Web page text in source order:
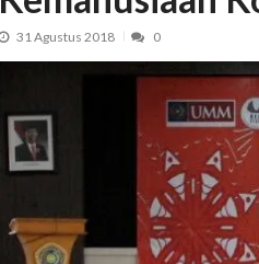
31 Agustus 2018 0